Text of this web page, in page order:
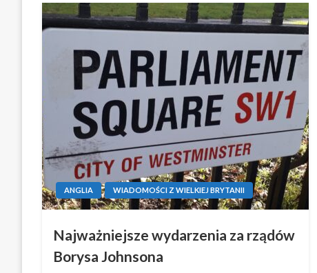
ANGLIA WIADOMOŚCI Z WIELKIEJ BRYTANII
Najważniejsze wydarzenia za rządów
Borysa Johnsona